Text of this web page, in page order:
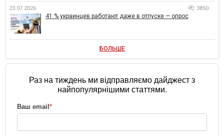
23.07.2026 3850
41 % украинцев работают даже в отпуске — опрос
БОЛЬШЕ
Раз на тиждень ми відправляємо дайджест з
найпопулярнішими статтями.
Ваш email*